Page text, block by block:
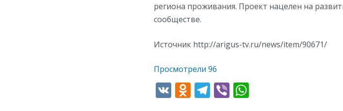
региона проживания. Проект нацелен на
сообществе.
Источник http://arigus-tv.ru/news/item/90671/
Просмотрели 96
V O T Vi